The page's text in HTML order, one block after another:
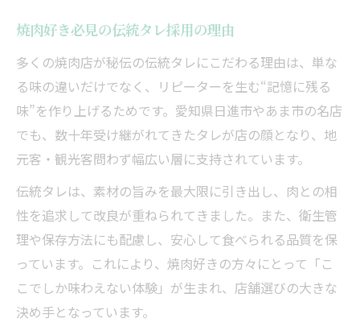
焼肉好き必見の伝統タレ採用の理由
多くの焼肉店が秘伝の伝統タレにこだわる理由は、単な
る味の違いだけでなく、リピーターを生む“記憶に残る
味”を作り上げるためです。愛知県日進市やあま市の名店
でも、数十年受け継がれてきたタレが店の顔となり、地
元客・観光客問わず幅広い層に支持されています。
伝統タレは、素材の旨みを最大限に引き出し、肉との相
性を追求して改良が重ねられてきました。また、衛生管
理や保存方法にも配慮し、安心して食べられる品質を保
っています。これにより、焼肉好きの方々にとって「こ
こでしか味わえない体験」が生まれ、店舗選びの大きな
決め手となっています。